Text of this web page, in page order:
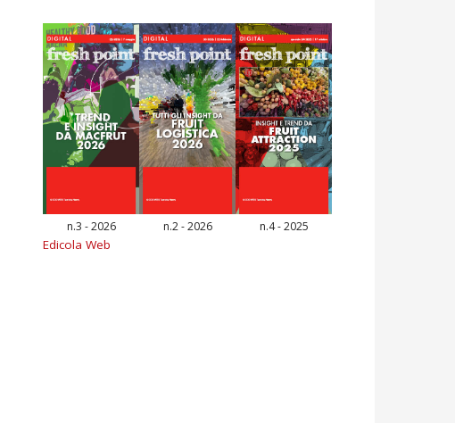
n.3 - 2026 n.2 - 2026 n.4 - 2025
Edicola Web